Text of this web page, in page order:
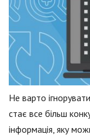
Не варто
стає все більш
інформація, яку